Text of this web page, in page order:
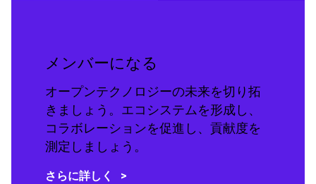
メンバーになる
オープンテクノロジーの未来を切り拓
きましょう。エコシステムを形成し、
コラボレーションを促進し、貢献度を
測定しましょう。
さらに詳しく